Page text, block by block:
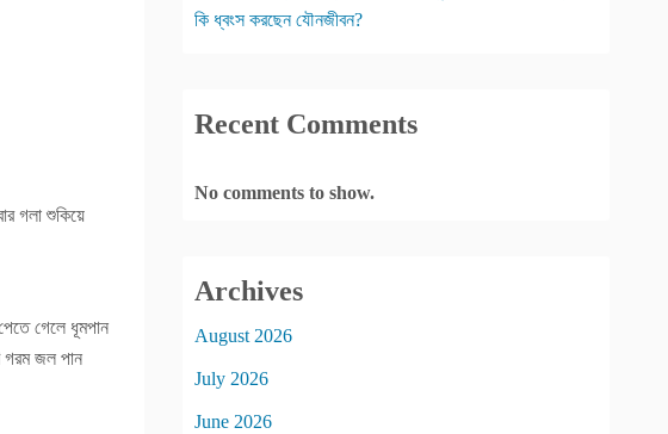
গলা শুকিয়ে
গেলে ধূমপান
গরম জল পান
কি ধ্বংস করছেন যৌনজীবন?
Recent Comments
No comments to show.
Archives
August 2026
July 2026
June 2026